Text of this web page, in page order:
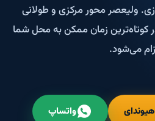
ولیعصر محور مرکزی و طولانی
کوتاه‌ترین زمان ممکن به محل شما
می‌شود.
واتساپ